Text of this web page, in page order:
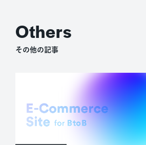
その他の記事